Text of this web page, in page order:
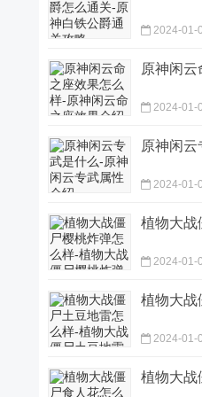
2024-01-
原神闲
2024-01-
原神闲
2024-01-
植物大战
2024-01-
植物大战
2024-01-
植物大战